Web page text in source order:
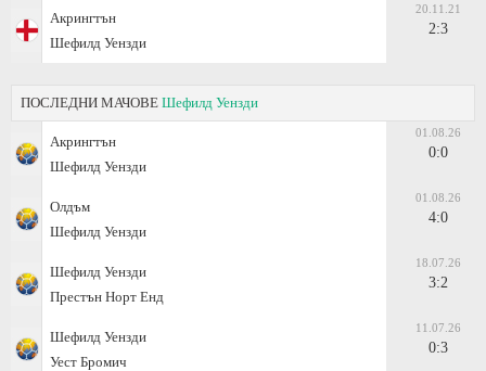
Акрингтън
Шефилд Уензди
20.11.21
2:3
ПОСЛЕДНИ МАЧОВЕ Шефилд Уензди
Акрингтън
Шефилд Уензди
01.08.26
0:0
Олдъм
Шефилд Уензди
01.08.26
4:0
Шефилд Уензди
Престън Норт Енд
18.07.26
3:2
Шефилд Уензди
Уест Бромич
11.07.26
0:3